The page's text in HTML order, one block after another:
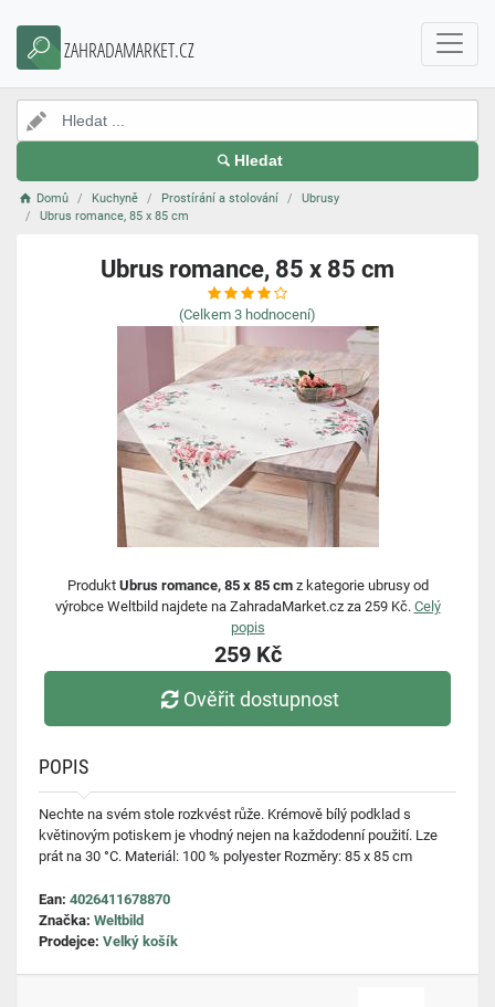
ZAHRADAMARKET.CZ
Hledat
Domů Kuchyně Prostírání a stolování
Ubrusy
Ubrus romance, 85 x 85 cm
Ubrus romance, 85 x 85 cm
(Celkem 3 hodnocení)
Produkt Ubrus romance, 85 x 85 cmz kategorie ubrusy od
výrobce Weltbild najdete na ZahradaMarket.cz za 259 Kč. Celý
popis
259 Kč
Ověřit dostupnost
POPIS
Nechte na svém stole rozkvést růže. Krémově bílý podklad s
květinovým potiskem je vhodný nejen na každodenní použití. Lze
prát na 30 °C. Materiál: 100 % polyester Rozměry: 85 x 85 cm
Ean: 4026411678870
Značka: Weltbild
Prodejce: Velký košík